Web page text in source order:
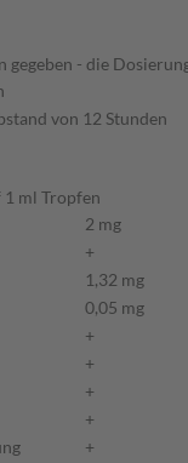
- die
von 12 Stunden
1 ml Tropfen
2 mg
+
1,32 mg
0,05 mg
+
+
+
+
+